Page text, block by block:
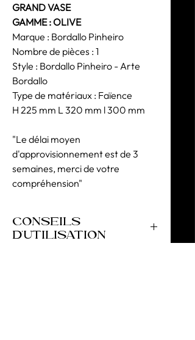
GRAND VASE
GAMME : OLIVE
Marque : Bordallo Pinheiro
Nombre de pièces : 1
Style : Bordallo Pinheiro - Arte
Bordallo
Type de matériaux : Faïence
H 225 mm L 320 mm l 300 mm
"Le délai moyen
d'approvisionnement est de 3
semaines, merci de votre
compréhension"
CONSEILS
D'UTILISATION